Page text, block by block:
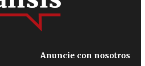
Anuncie con nosotros